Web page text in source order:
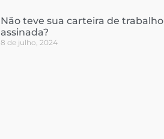
Não teve sua carteira de trabalho
assinada?
8 de julho, 2024